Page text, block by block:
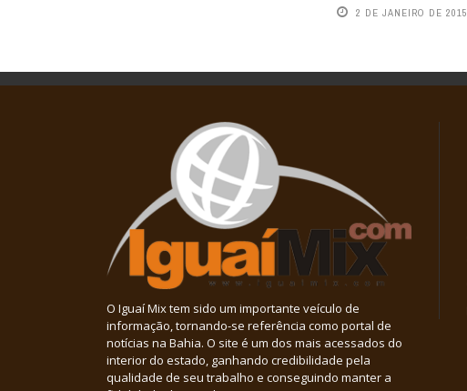
2 DE JANEIRO DE 2015
O Iguaí Mix tem sido um importante veículo de
informação, tornando-se referência como portal de
notícias na Bahia. O site é um dos mais acessados do
interior do estado, ganhando credibilidade pela
qualidade de seu trabalho e conseguindo manter a